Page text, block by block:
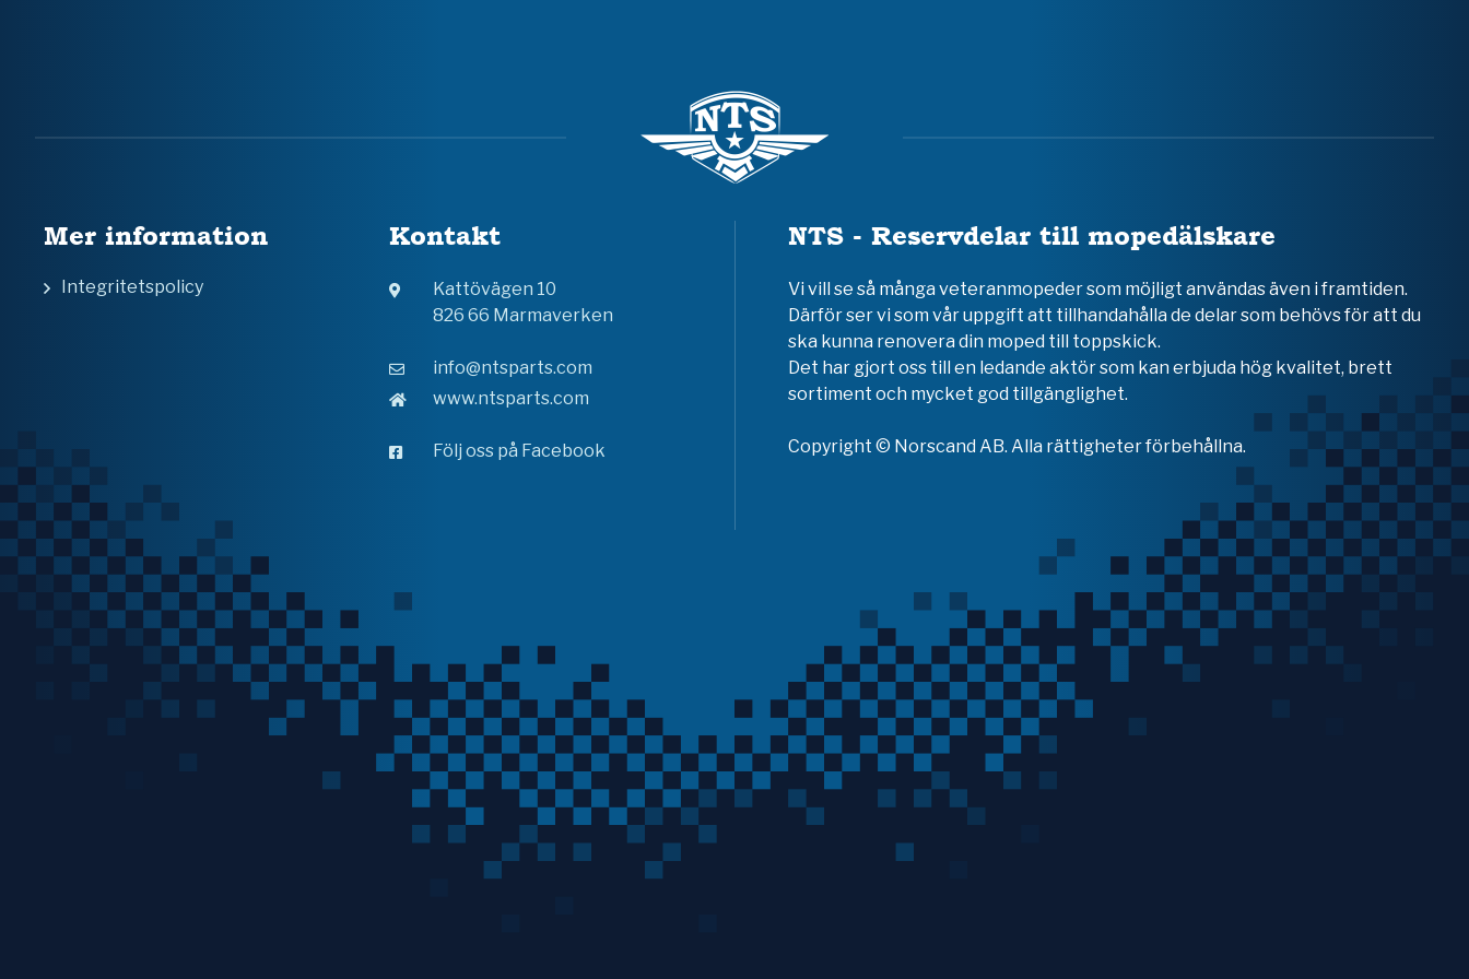
Mer information
Integritetspolicy
Kontakt
Kattövägen 10
826 66 Marmaverken
info@ntsparts.com
www.ntsparts.com
Följ oss på Facebook
NTS - Reservdelar till mopedälskare
Vi vill se så många veteranmopeder som möjligt användas även i framtiden.
Därför ser vi som vår uppgift att tillhandahålla de delar som behövs för att du
ska kunna renovera din moped till toppskick.
Det har gjort oss till en ledande aktör som kan erbjuda hög kvalitet, brett
sortiment och mycket god tillgänglighet.
Copyright © Norscand AB. Alla rättigheter förbehållna.